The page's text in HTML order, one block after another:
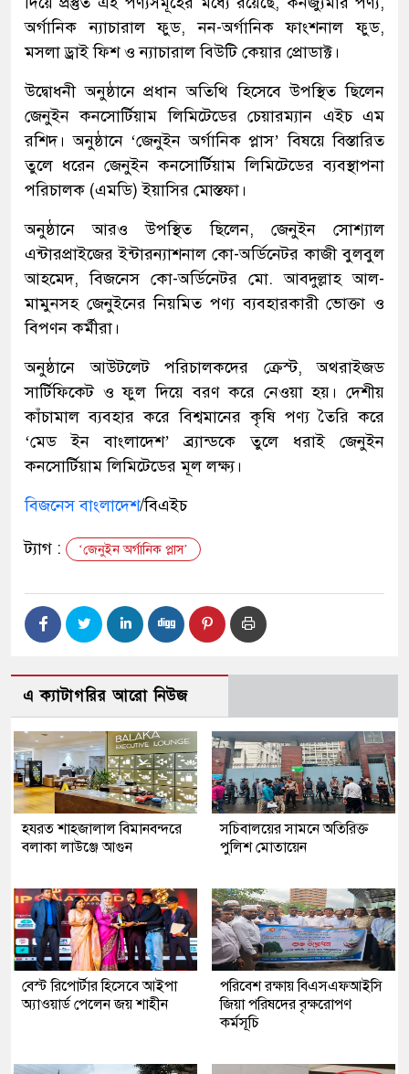
অর্গানিক ন্যাচারাল ফুড, নন-অর্গানিক ফাংশনাল ফুড,
মসলা ড্রাই ফিশ ও ন্যাচারাল বিউটি কেয়ার প্রোডাক্ট।
উদ্বোধনী অনুষ্ঠানে প্রধান অতিথি হিসেবে উপস্থিত ছিলেন
জেনুইন কনসোর্টিয়াম লিমিটেডের চেয়ারম্যান এইচ এম
রশিদ। অনুষ্ঠানে ‘জেনুইন অর্গানিক প্লাস’ বিষয়ে বিস্তারিত
তুলে ধরেন জেনুইন কনসোর্টিয়াম লিমিটেডের ব্যবস্থাপনা
পরিচালক (এমডি) ইয়াসির মোস্তফা।
অনুষ্ঠানে আরও উপস্থিত ছিলেন, জেনুইন সোশ্যাল
এন্টারপ্রাইজের ইন্টারন্যাশনাল কো-অর্ডিনেটর কাজী বুলবুল
আহমেদ, বিজনেস কো-অর্ডিনেটর মো. আবদুল্লাহ আল-
মামুনসহ জেনুইনের নিয়মিত পণ্য ব্যবহারকারী ভোক্তা ও
বিপণন কর্মীরা।
অনুষ্ঠানে আউটলেট পরিচালকদের ক্রেস্ট, অথরাইজড
সার্টিফিকেট ও ফুল দিয়ে বরণ করে নেওয়া হয়। দেশীয়
কাঁচামাল ব্যবহার করে বিশ্বমানের কৃষি পণ্য তৈরি করে
‘মেড ইন বাংলাদেশ’ ব্র্যান্ডকে তুলে ধরাই জেনুইন
কনসোর্টিয়াম লিমিটেডের মূল লক্ষ্য।
বিজনেস বাংলাদেশ/বিএইচ
ট্যাগ : ‘জেনুইন অর্গানিক প্লাস’
এ ক্যাটাগরির আরো নিউজ
হযরত শাহজালাল বিমানবন্দরে
বলাকা লাউঞ্জে আগুন
সচিবালয়ের সামনে অতিরিক্ত
পুলিশ মোতায়েন
বেস্ট রিপোর্টার হিসেবে আইপা
অ্যাওয়ার্ড পেলেন জয় শাহীন
পরিবেশ রক্ষায় বিএসএফআইসি
জিয়া পরিষদের বৃক্ষরোপণ
কর্মসূচি